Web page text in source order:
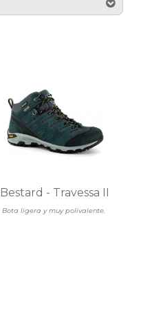
Bota ligera y muy polivalente.
Bestard - Travessa II